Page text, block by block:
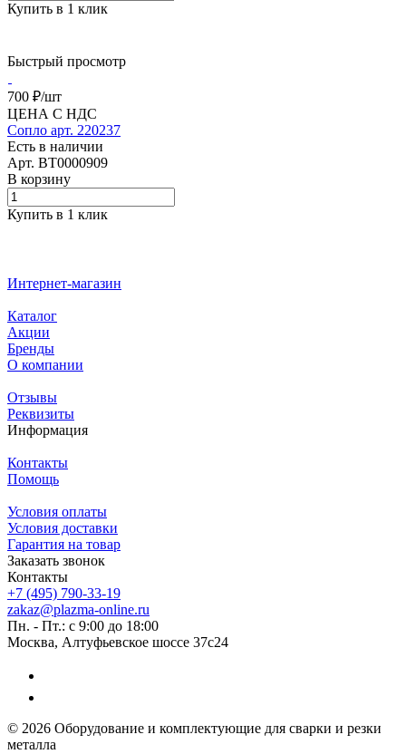
Купить в 1 клик
Быстрый просмотр
700 ₽/шт
ЦЕНА С НДС
Сопло арт. 220237
Есть в наличии
Арт. BT0000909
В корзину
Купить в 1 клик
Интернет-магазин
Каталог
Акции
Бренды
О компании
Отзывы
Реквизиты
Информация
Контакты
Помощь
Условия оплаты
Условия доставки
Гарантия на товар
Заказать звонок
Контакты
+7 (495) 790-33-19
zakaz@plazma-online.ru
Пн. - Пт.: с 9:00 до 18:00
Москва, Алтуфьевское шоссе 37с24
© 2026 Оборудование и комплектующие для сварки и резки
металла